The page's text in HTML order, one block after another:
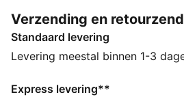
vergroten. Met de PWRSADDLE
ondersteunt, voel je je
lanceren, en van elk schot een
IGNITEFOAM: Revolutionair PU-
Verzending en
Standaard levering
Levering meestal binnen 1-3
Express levering**